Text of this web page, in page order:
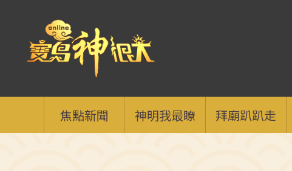
焦點新聞 神明我最瞭 拜廟趴趴走